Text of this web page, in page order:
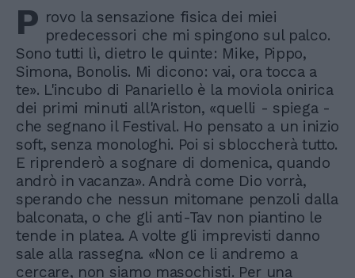
P rovo la sensazione fisica dei miei
predecessori che mi spingono sul palco.
Sono tutti lì, dietro le quinte: Mike, Pippo,
Simona, Bonolis. Mi dicono: vai, ora tocca a
te». L'incubo di Panariello è la moviola onirica
dei primi minuti all'Ariston, «quelli - spiega -
che segnano il Festival. Ho pensato a un inizio
soft, senza monologhi. Poi si sbloccherà tutto.
E riprenderò a sognare di domenica, quando
andrò in vacanza». Andrà come Dio vorrà,
sperando che nessun mitomane penzoli dalla
balconata, o che gli anti-Tav non piantino le
tende in platea. A volte gli imprevisti danno
sale alla rassegna. «Non ce li andremo a
cercare, non siamo masochisti. Per una